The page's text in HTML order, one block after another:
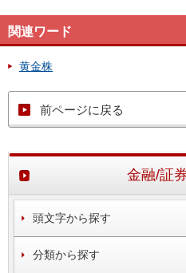
関連ワード
黄金株
前ページに戻る
金融/証
頭文字から探す
分類から探す